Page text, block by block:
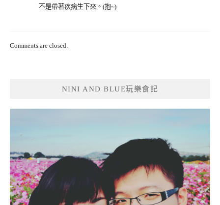
不是帶著疾病生下來。(抱~)
Comments are closed.
NINI AND BLUE玩樂食記